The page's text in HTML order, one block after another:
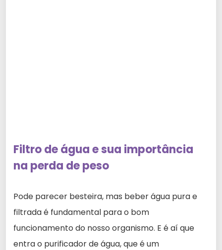
Filtro de água e sua importância
na perda de peso
Pode parecer besteira, mas beber água pura e
filtrada é fundamental para o bom
funcionamento do nosso organismo. E é aí que
entra o purificador de água, que é um